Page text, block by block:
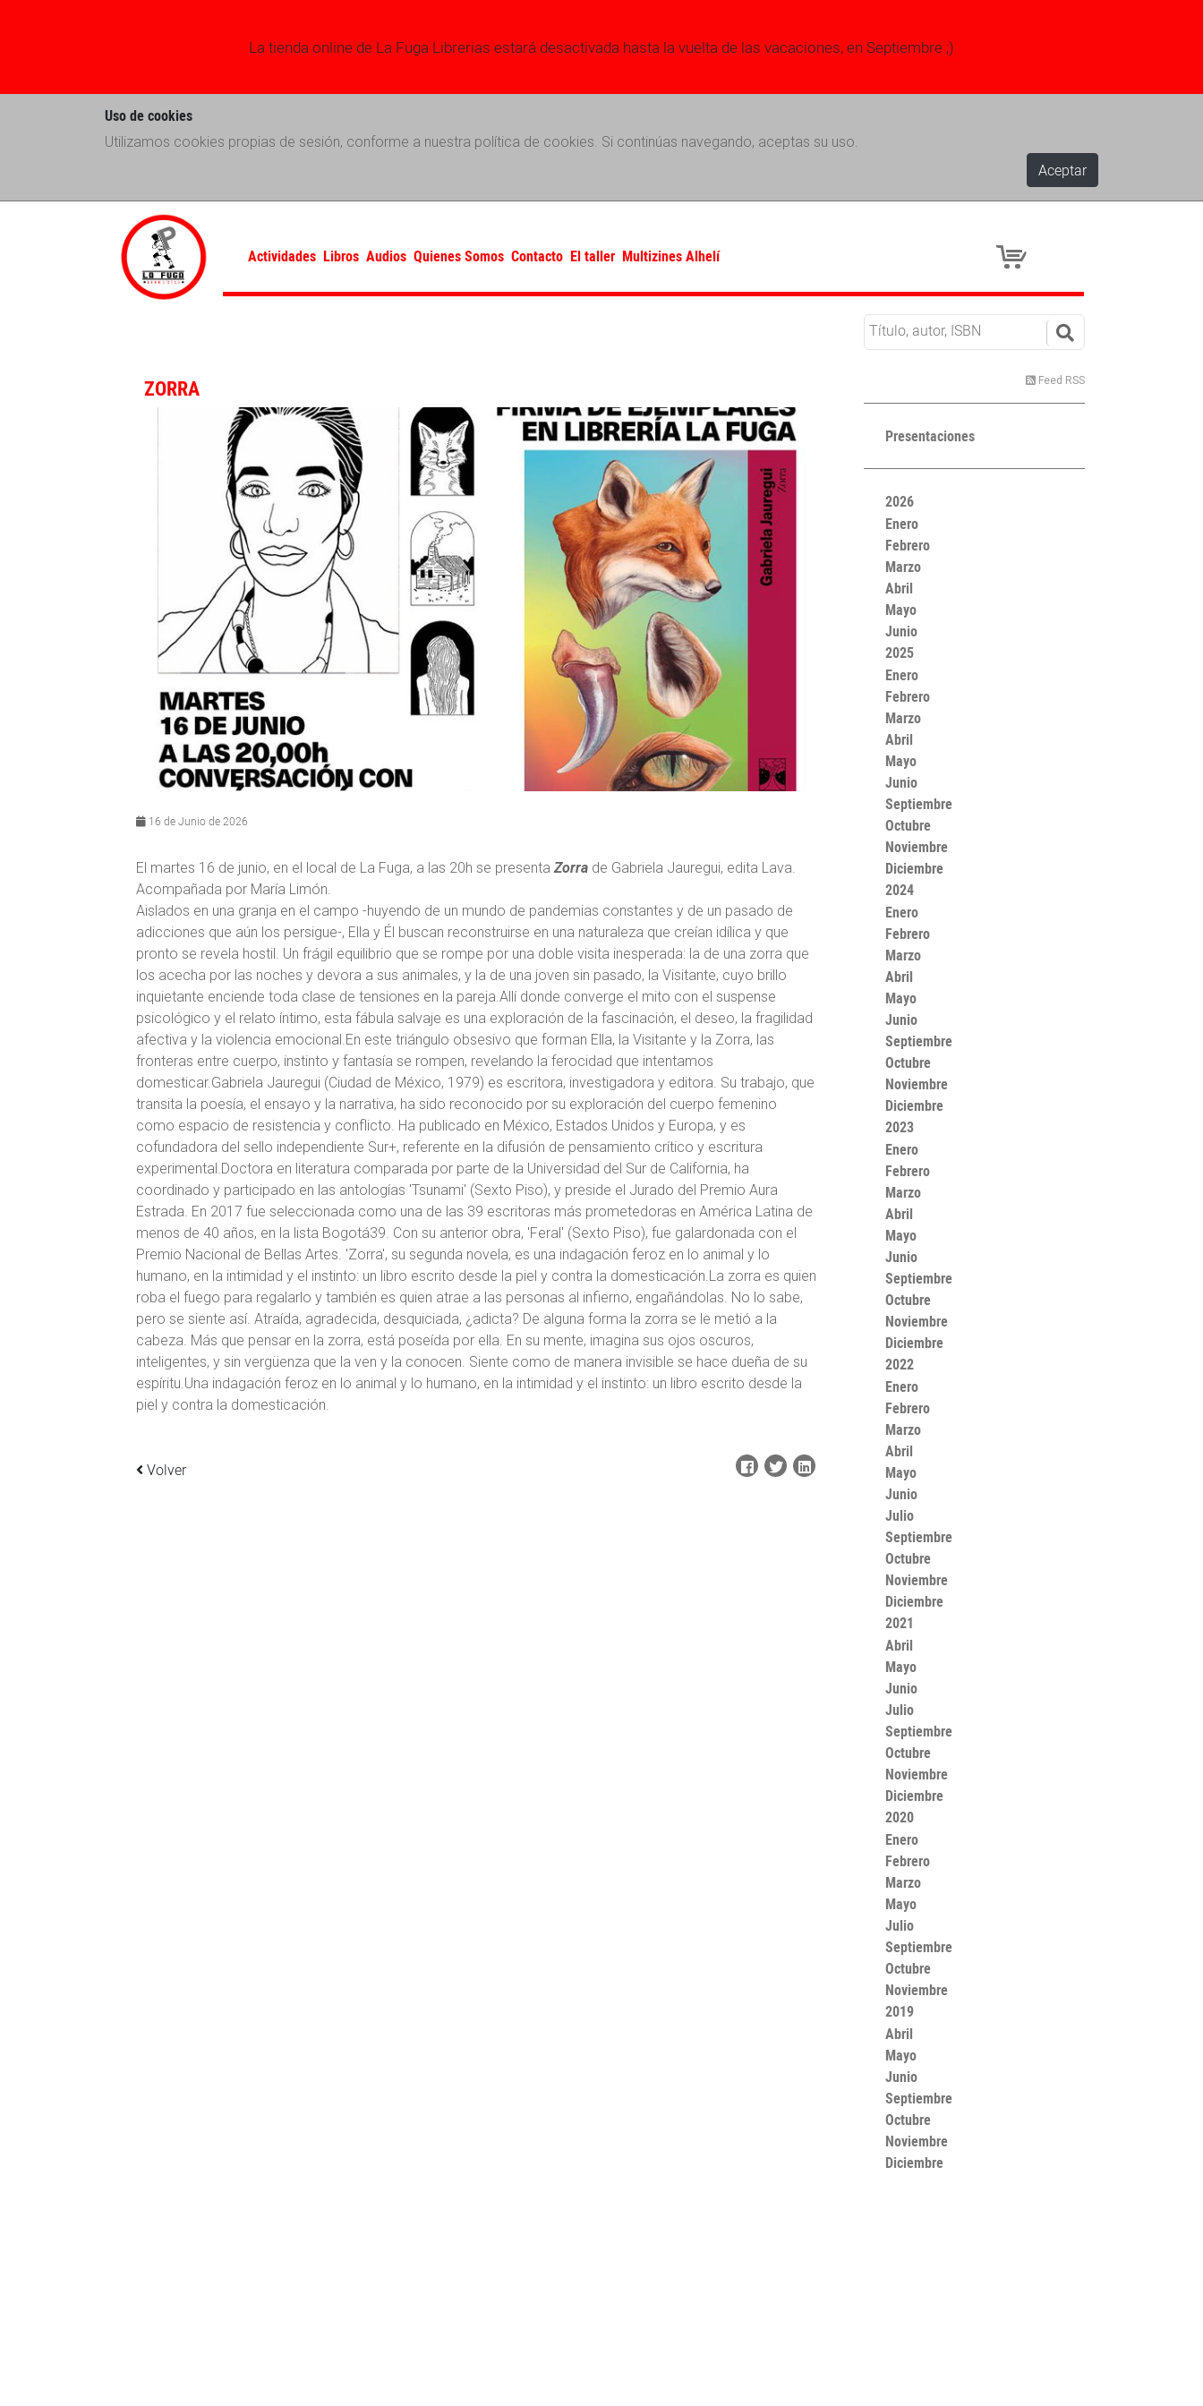
La tienda online de La Fuga Librerias estará desactivada hasta la vuelta de las vacaciones, en Septiembre ;)
Uso de cookies
Utilizamos cookies propias de sesión, conforme a nuestra política de cookies. Si continúas navegando, aceptas su uso.
Aceptar
Actividades Libros Audios Quienes Somos Contacto El taller Multizines Alhelí
ZORRA
16 de Junio de 2026
El martes 16 de junio, en el local de La Fuga, a las 20h se presentaZorra de Gabriela Jauregui, edita Lava.
Acompañada por María Limón.
Aislados en una granja en el campo -huyendo de un mundo de pandemias constantes y de un pasado de
adicciones que aún los persigue-, Ella y Él buscan reconstruirse en una naturaleza que creían idílica y que
pronto se revela hostil. Un frágil equilibrio que se rompe por una doble visita inesperada: la de una zorra que
los acecha por las noches y devora a sus animales, y la de una joven sin pasado, la Visitante, cuyo brillo
inquietante enciende toda clase de tensiones en la pareja.Allí donde converge el mito con el suspense
psicológico y el relato íntimo, esta fábula salvaje es una exploración de la fascinación, el deseo, la fragilidad
afectiva y la violencia emocional.En este triángulo obsesivo que forman Ella, la Visitante y la Zorra, las
fronteras entre cuerpo, instinto y fantasía se rompen, revelando la ferocidad que intentamos
domesticar.Gabriela Jauregui (Ciudad de México, 1979) es escritora, investigadora y editora. Su trabajo, que
transita la poesía, el ensayo y la narrativa, ha sido reconocido por su exploración del cuerpo femenino
como espacio de resistencia y conflicto. Ha publicado en México, Estados Unidos y Europa, y es
cofundadora del sello independiente Sur+, referente en la difusión de pensamiento crítico y escritura
experimental.Doctora en literatura comparada por parte de la Universidad del Sur de California, ha
coordinado y participado en las antologías 'Tsunami' (Sexto Piso), y preside el Jurado del Premio Aura
Estrada. En 2017 fue seleccionada como una de las 39 escritoras más prometedoras en América Latina de
menos de 40 años, en la lista Bogotá39. Con su anterior obra, 'Feral' (Sexto Piso), fue galardonada con el
Premio Nacional de Bellas Artes. 'Zorra', su segunda novela, es una indagación feroz en lo animal y lo
humano, en la intimidad y el instinto: un libro escrito desde la piel y contra la domesticación.La zorra es quien
roba el fuego para regalarlo y también es quien atrae a las personas al infierno, engañándolas. No lo sabe,
pero se siente así. Atraída, agradecida, desquiciada, ¿adicta? De alguna forma la zorra se le metió a la
cabeza. Más que pensar en la zorra, está poseída por ella. En su mente, imagina sus ojos oscuros,
inteligentes, y sin vergüenza que la ven y la conocen. Siente como de manera invisible se hace dueña de su
espíritu.Una indagación feroz en lo animal y lo humano, en la intimidad y el instinto: un libro escrito desde la
piel y contra la domesticación.
Volver
Feed RSS
Presentaciones
2026
Enero
Febrero
Marzo
Abril
Mayo
Junio
2025
Enero
Febrero
Marzo
Abril
Mayo
Junio
Septiembre
Octubre
Noviembre
Diciembre
2024
Enero
Febrero
Marzo
Abril
Mayo
Junio
Septiembre
Octubre
Noviembre
Diciembre
2023
Enero
Febrero
Marzo
Abril
Mayo
Junio
Septiembre
Octubre
Noviembre
Diciembre
2022
Enero
Febrero
Marzo
Abril
Mayo
Junio
Julio
Septiembre
Octubre
Noviembre
Diciembre
2021
Abril
Mayo
Junio
Julio
Septiembre
Octubre
Noviembre
Diciembre
2020
Enero
Febrero
Marzo
Mayo
Julio
Septiembre
Octubre
Noviembre
2019
Abril
Mayo
Junio
Septiembre
Octubre
Noviembre
Diciembre